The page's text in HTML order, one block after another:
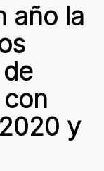
año la
y